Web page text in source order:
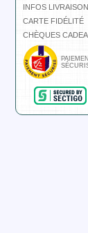
INFOS LIVRAISON
CARTE FIDÉLITÉ
CHÈQUES